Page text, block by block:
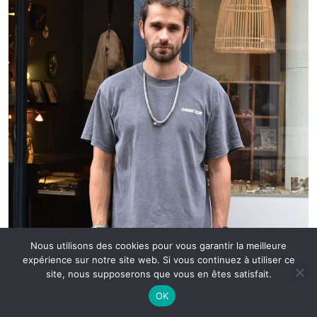
Là, on est en plein dans ce que je te disais: tu rentres
dans la boutique, les bijoux te prennent aux tripes et
Nous utilisons des cookies pour vous garantir la meilleure
expérience sur notre site web. Si vous continuez à utiliser ce
site, nous supposerons que vous en êtes satisfait.
OK